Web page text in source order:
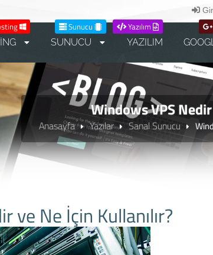
Sunucu
SUNUCU
Yazılım
YAZILIM
Windows VPS
Anasayfa Yazılar Sanal Sunucu
ve Ne İçin Kullanılır?